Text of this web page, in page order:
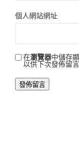
個人網站網址
在瀏覽器中儲存
以供下次發佈留